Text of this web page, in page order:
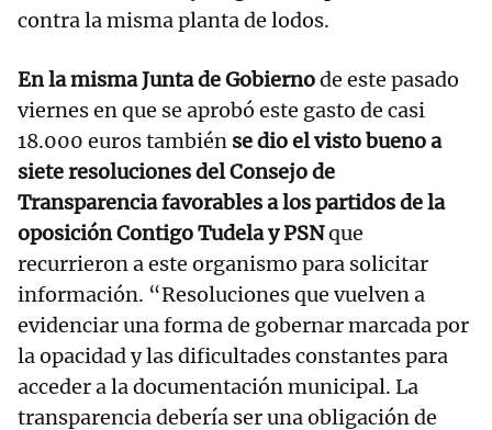
contra la misma planta de lodos.
En la misma Junta de Gobiernode este pasado
viernes en que se aprobó este gasto de casi
18.000 euros también se dio el visto bueno a
siete resoluciones del Consejo de
Transparencia favorables a los partidos de la
oposición Contigo Tudela y PSNque
recurrieron a este organismo para solicitar
información. “Resoluciones que vuelven a
evidenciar una forma de gobernar marcada por
la opacidad y las dificultades constantes para
acceder a la documentación municipal. La
transparencia debería ser una obligación de